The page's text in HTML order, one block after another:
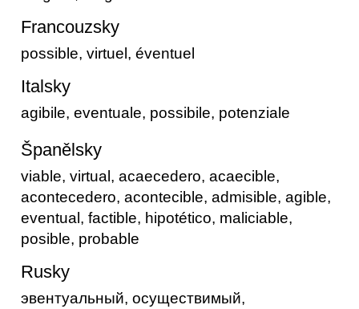
Francouzsky
possible, virtuel, éventuel
Italsky
agibile, eventuale, possibile, potenziale
Španělsky
viable, virtual, acaecedero, acaecible,
acontecedero, acontecible, admisible, agible,
eventual, factible, hipotético, maliciable,
posible, probable
Rusky
эвентуальный, осуществимый,